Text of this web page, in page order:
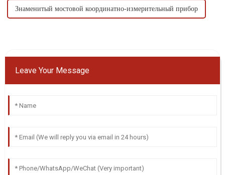
Знаменитый мостовой координатно-измерительный прибор
Leave Your Message